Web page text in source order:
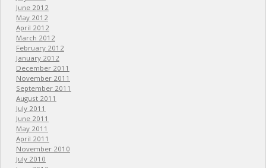
June 2012
May 2012
April 2012
March 2012
February 2012
January 2012
December 2011
November 2011
September 2011
August 2011
July 2011
June 2011
May 2011
April 2011
November 2010
July 2010